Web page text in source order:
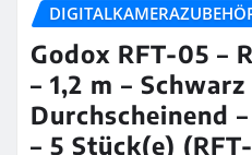
Godox RFT-05 –
– 1,2 m –
Durchscheinend
– 5 Stück(e)